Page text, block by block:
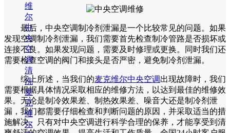
维
尔
中
央
空
调
清
洗
麦
克
维
尔
最后，中央空调制冷剂泄漏是一个比较常见的问题。如果
发现空调制冷剂泄漏，我们需要首先检查制冷管路是否损坏或
连接不良。如果发现问题，需要及时修理或更换。同时我们还
需要检查空调的阀门和接头是否严密，避免制冷剂泄漏。
综上所述，当我们的麦克维尔中央空调出现故障时，我们
需要根据具体情况采取相应的维修方法，以达到最佳的维修效
果。无论是制冷效果差、制热效果差、噪音大还是制冷剂泄
漏，我们都需要仔细检查和判断问题的原因，并采取适当的措
施解决。只有对中央空调进行科学合理的保养，才能享受到清